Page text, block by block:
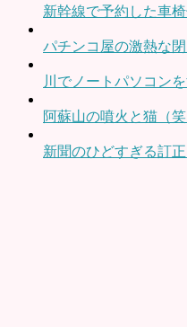
新幹線で予約した車椅
パチンコ屋の激熱な
川でノートパソコンを
阿蘇山の噴火と猫（笑
新聞のひどすぎる訂正